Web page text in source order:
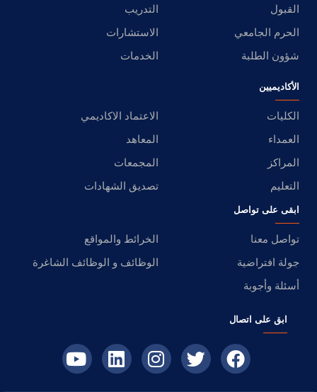
القبول
التدريب
الحرم الجامعي
الاستشارات
شؤون الطلبة
الخدمات
الأكاديميين
الكليات
الاعتماد الاكاديمي
العمداء
المعاهد
المراكز
المجمعات
التعليم
تصديق الشهادات
ابقى على تواصل
تواصل معنا
الخرائط والمواقع
جولة افتراضية
الوظائف و الوظائف الشاغرة
أسئلة وأجوبة
ابق على اتصال